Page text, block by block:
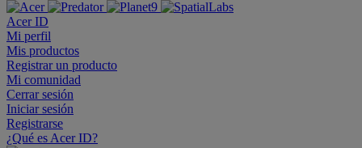
Acer ID
Mi perfil
Mis productos
Registrar un producto
Mi comunidad
Cerrar sesión
Iniciar sesión
Registrarse
¿Qué es Acer ID?